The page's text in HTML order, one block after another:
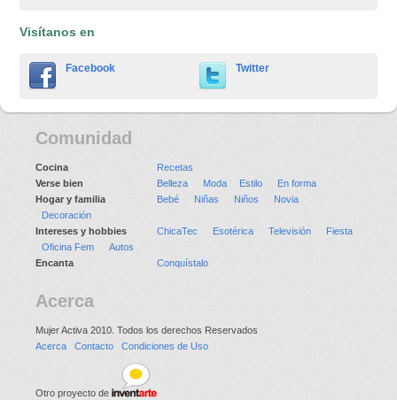
Visítanos en
Facebook Twitter
Comunidad
Cocina
Recetas
Verse bien
Belleza Moda Estilo
En forma
Hogar y familia
Bebé Niñas Niños
Novia
Decoración
Intereses y hobbies
ChicaTec Esotérica Televisión
Fiesta
Oficina Fem
Autos
Encanta
Conquístalo
Acerca
Mujer Activa 2010. Todos los derechos Reservados
Acerca
Contacto Condiciones de Uso
Otro proyecto de